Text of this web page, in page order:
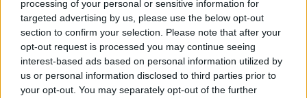
processing of your personal or sensitive information for
targeted advertising by us, please use the below opt-out
section to confirm your selection. Please note that after your
opt-out request is processed you may continue seeing
interest-based ads based on personal information utilized by
us or personal information disclosed to third parties prior to
your opt-out. You may separately opt-out of the further
Ο κατηγορούμενος απέκλεισε ότι το 2015,
περίοδος που καταγγέλλεται για βιασμό,
εκείνος να ήταν στην Επίδαυρο. «Μπορεί να
πήγα το 2016 ή 2017 και να
φωτογραφηθήκαμε. Το 2016 στην “Αντιγονη”